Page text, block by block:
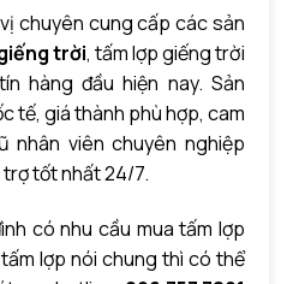
chuyên cung cấp các sản
trời, tấm lợp giếng trời
hàng đầu hiện nay. Sản
tế, giá thành phù hợp, cam
nhân viên chuyên nghiệp
tốt nhất 24/7.
có nhu cầu mua tấm lợp
lợp nói chung thì có thể